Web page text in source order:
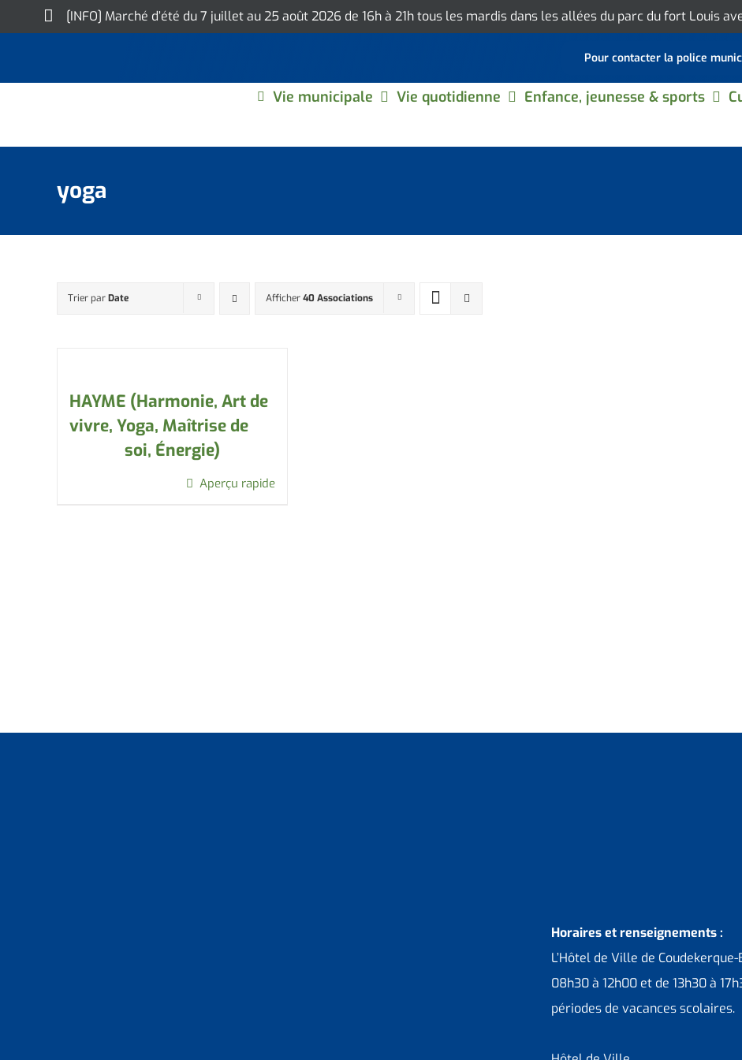
to
[INFO] Marché d’été du 7 juillet au 25 août 2026 de 16h à 21h tous les mardis dans les allées du parc du fort Louis
Pour contacter la police
Vie municipale Vie quotidienne Enfance, jeunesse & sports
yoga
Trier parDate Afficher40 Associations
HAYME (Harmonie, Art de
vivre, Yoga, Maîtrise de
soi, Énergie)
Aperçu rapide
Horaires et renseignements :
L’Hôtel de Ville de
08h30 à 12h00 et de 13h30 à
périodes de vacances scolaires.